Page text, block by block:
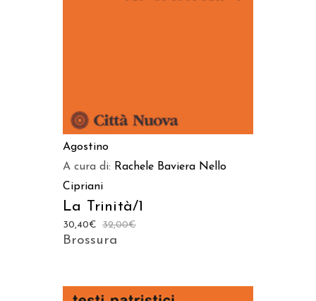
Agostino
A cura di: Rachele Baviera Nello
Cipriani
La Trinità/1
32,00€
30,40€
Brossura